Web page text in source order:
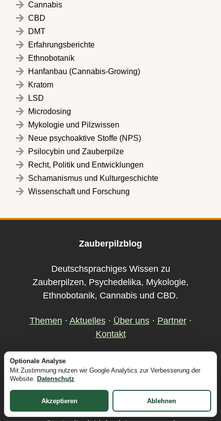
Cannabis
CBD
DMT
Erfahrungsberichte
Ethnobotanik
Hanfanbau (Cannabis-Growing)
Kratom
LSD
Microdosing
Mykologie und Pilzwissen
Neue psychoaktive Stoffe (NPS)
Psilocybin und Zauberpilze
Recht, Politik und Entwicklungen
Schamanismus und Kulturgeschichte
Wissenschaft und Forschung
Zauberpilzblog
Deutschsprachiges Wissen zu
Zauberpilzen, Psychedelika, Mykologie,
Ethnobotanik, Cannabis und CBD.
Themen · Aktuelles· Über uns· Partner·
Kontakt
Informationen zu Datenschutz,
verantwortlicher Stelle und Nutzung
stehen imImpressum und Datenschutz.
Optionale Analyse
Mit Zustimmung nutzen wir Google Analytics zur Verbesserung der
Website. Datenschutz
Akzeptieren Ablehnen